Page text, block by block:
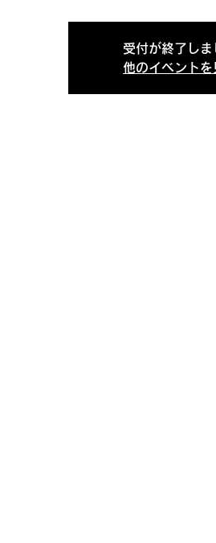
受付が終了しま
他のイベントを